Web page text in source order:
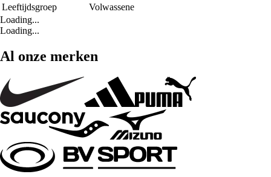
Leeftijdsgroep
Volwassene
Loading...
Loading...
Al onze merken